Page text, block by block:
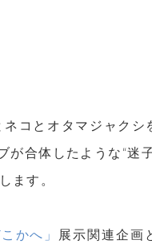
コとオタマジャクシ
合体したような“迷
ます。
かへ」 展示関連企画